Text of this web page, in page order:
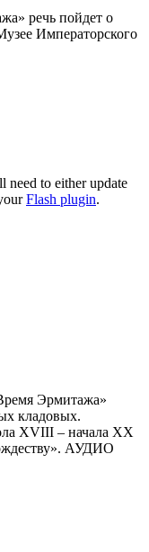
речь пойдет о
Императорского
need to either update
Flash plugin.
Эрмитажа»
кладовых.
XVIII – начала XX
АУДИО